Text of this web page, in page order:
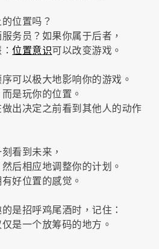
位置吗？
务员？如果你属于后者，
：位置意识可以改变游戏。
可以极大地影响你的游戏。
是玩你的位置。
出决定之前看到其他人的动作
看到未来，
后相应地调整你的计划。
好位置的感觉。
是招呼鸡尾酒时，记住：
是一个放筹码的地方。